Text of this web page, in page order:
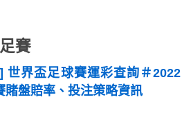
賽
世界盃足球賽運彩查詢＃2022
賭盤賠率、投注策略資訊